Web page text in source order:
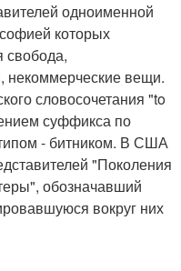
одноименной
которых
свобода,
некоммерческие вещи.
словосочетания "to
суффикса по
- битником. В США
"Поколения
обозначавший
вокруг них